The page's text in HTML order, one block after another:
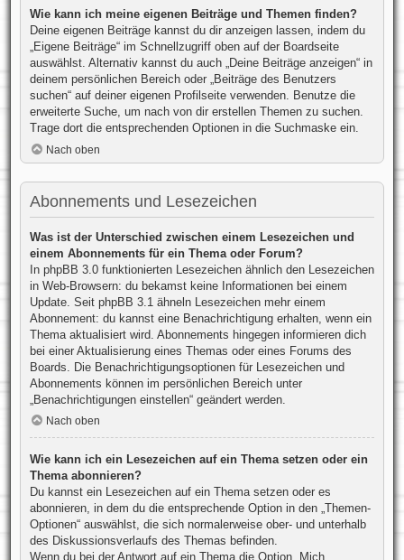
Wie kann ich meine eigenen Beiträge und Themen finden?
Deine eigenen Beiträge kannst du dir anzeigen lassen, indem du
„Eigene Beiträge“ im Schnellzugriff oben auf der Boardseite
auswählst. Alternativ kannst du auch „Deine Beiträge anzeigen“ in
deinem persönlichen Bereich oder „Beiträge des Benutzers
suchen“ auf deiner eigenen Profilseite verwenden. Benutze die
erweiterte Suche, um nach von dir erstellen Themen zu suchen.
Trage dort die entsprechenden Optionen in die Suchmaske ein.
Nach oben
Abonnements und Lesezeichen
Was ist der Unterschied zwischen einem Lesezeichen und
einem Abonnements für ein Thema oder Forum?
In phpBB 3.0 funktionierten Lesezeichen ähnlich den Lesezeichen
in Web-Browsern: du bekamst keine Informationen bei einem
Update. Seit phpBB 3.1 ähneln Lesezeichen mehr einem
Abonnement: du kannst eine Benachrichtigung erhalten, wenn ein
Thema aktualisiert wird. Abonnements hingegen informieren dich
bei einer Aktualisierung eines Themas oder eines Forums des
Boards. Die Benachrichtigungsoptionen für Lesezeichen und
Abonnements können im persönlichen Bereich unter
„Benachrichtigungen einstellen“ geändert werden.
Nach oben
Wie kann ich ein Lesezeichen auf ein Thema setzen oder ein
Thema abonnieren?
Du kannst ein Lesezeichen auf ein Thema setzen oder es
abonnieren, in dem du die entsprechende Option in den „Themen-
Optionen“ auswählst, die sich normalerweise ober- und unterhalb
des Diskussionsverlaufs des Themas befinden.
Wenn du bei der Antwort auf ein Thema die Option „Mich